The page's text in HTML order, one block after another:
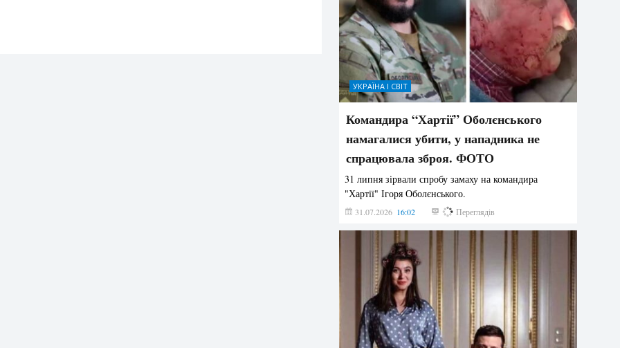
УКРАЇНА І СВІТ
Командира “Хартії” Оболєнського
намагалися убити, у нападника не
спрацювала зброя. ФОТО
31 липня зірвали спробу замаху на командира
"Хартії" Ігоря Оболєнського.
31.07.2026 16:02 192 Переглядів